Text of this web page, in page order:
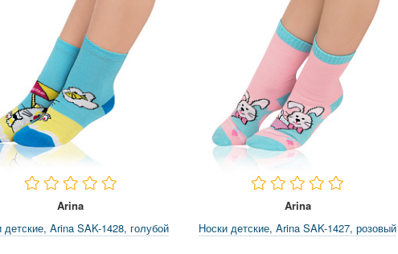
Arina
детские, Arina SAK-1428, голубой
Arina
Носки детские, Arina SAK-1427, розовый